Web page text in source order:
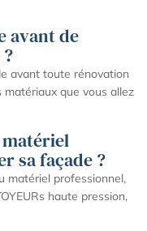
avant de
avant toute rénovation
que vous allez
sa façade ?
matériel professionnel,
haute pression,